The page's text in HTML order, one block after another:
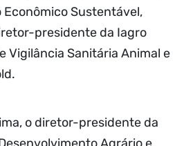
Sustentável,
presidente da Iagro
Vigilância Sanitária Animal e
o diretor-presidente da
Agrário e